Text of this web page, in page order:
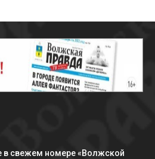
в свежем номере «Волжской